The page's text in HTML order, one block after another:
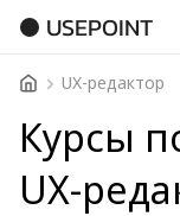
USEPOINT
UX-редактор
Курсы
UX-